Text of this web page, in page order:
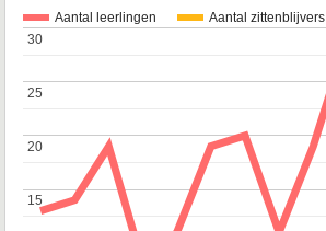
Aantal leerlingen Aantal zittenblijvers
15
15
20
20
25
25
30
30